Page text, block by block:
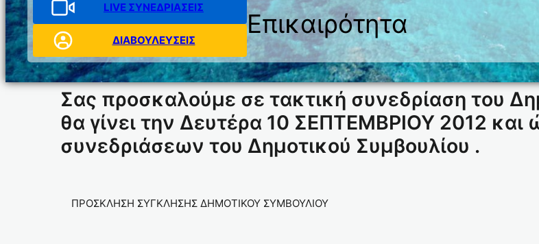
LIVE ΣΥΝΕΔΡΙΑΣΕΙΣ
ΔΙΑΒΟΥΛΕΥΣΕΙΣ
Επικαιρότητα
Σας προσκαλούμε σε τακτική συνεδρίαση του
θα γίνει την Δευτέρα 10 ΣΕΠΤΕΜΒΡΙΟΥ 2012 και
συνεδριάσεων του Δημοτικού Συμβουλίου .
ΠΡΟΣΚΛΗΣΗ ΣΥΓΚΛΗΣΗΣ ΔΗΜΟΤΙΚΟΥ ΣΥΜΒΟΥΛΙΟΥ